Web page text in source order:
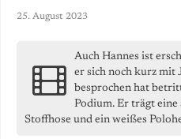
25. August 2023
Auch Hannes ist
er sich noch kurz mit
besprochen hat
Podium. Er trägt eine
Stoffhose und ein weißes